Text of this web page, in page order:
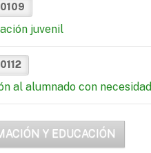
juvenil
al alumnado con
Y EDUCACIÓN